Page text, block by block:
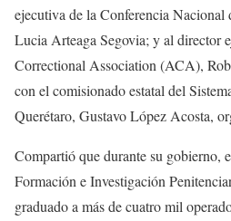
ejecutiva de la Conferencia Nacional
Lucia Arteaga Segovia; y al director
Correctional Association (ACA),
con el comisionado estatal del
Querétaro, Gustavo López Acosta,
Compartió que durante su gobierno,
Formación e Investigación
graduado a más de cuatro mil